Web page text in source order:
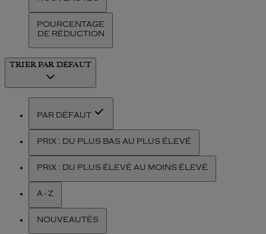
POURCENTAGE
DE RÉDUCTION
TRIERPAR DÉFAUT
PAR DÉFAUT
PRIX : DU PLUS BAS AU PLUS ÉLEVÉ
PRIX : DU PLUS ÉLEVÉ AU MOINS ÉLEVÉ
A - Z
NOUVEAUTÉS